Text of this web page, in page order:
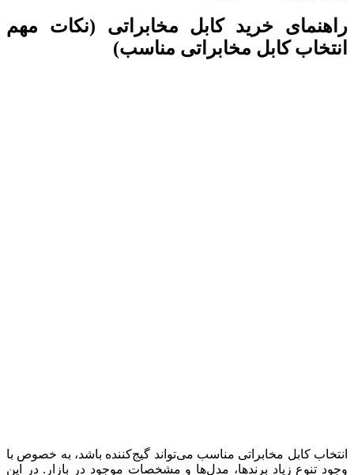
راهنمای خرید کابل مخابراتی (نکات مهم
انتخاب کابل مخابراتی مناسب)
انتخاب کابل مخابراتی مناسب می‌تواند گیج‌کننده باشد، به خصوص با
وجود تنوع زیاد برندها، مدل‌ها و مشخصات موجود در بازار. در این